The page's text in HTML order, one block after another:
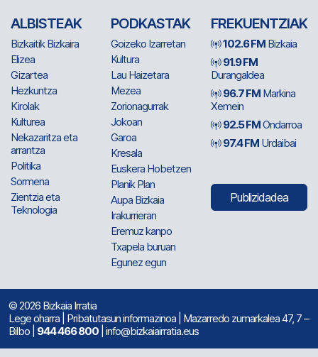
ALBISTEAK
Bizkaitik Bizkaira
Elizea
Gizartea
Hezkuntza
Kirolak
Kulturea
Nekazaritza eta
arrantza
Politika
Sormena
Zientzia eta
Teknologia
PODKASTAK
Goizeko Izarretan
Kultura
Lau Haizetara
Mezea
Zorionagurrak
Jokoan
Garoa
Kresala
Euskera Hobetzen
Planik Plan
Aupa Bizkaia
Irakurrieran
Eremuz kanpo
Txapela buruan
Egunez egun
FREKUENTZIAK
102.6 FM Bizkaia
91.9 FM
Durangaldea
96.7 FM Markina
Xemein
92.5 FMOndarroa
97.4 FM Urdaibai
Publizidadea
© 2026 Bizkaia Irratia
Lege oharra Pribatutasun informazinoa | Mazarredo zumarkalea 47, 7 –
Bilbo | 944 466 800 | info@bizkaiairratia.eus